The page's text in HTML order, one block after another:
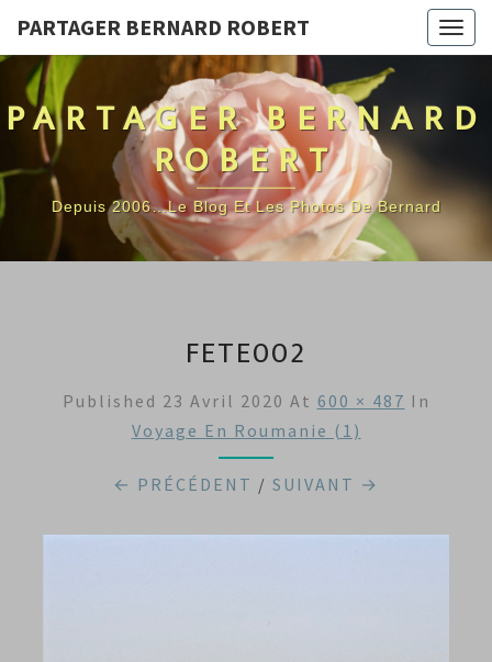
PARTAGER BERNARD ROBERT
PARTAGER BERNARD
ROBERT
Depuis 2006…Le Blog Et Les Photos De Bernard
FETE002
Published 23 Avril 2020 At 600 × 487 In
Voyage En Roumanie (1)
← PRÉCÉDENT / SUIVANT →